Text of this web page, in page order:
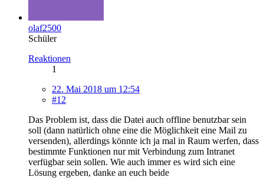
olaf2500
Schüler
Reaktionen
1
22. Mai 2018 um 12:54
#12
Das Problem ist, dass die Datei auch offline benutzbar sein
soll (dann natürlich ohne eine die Möglichkeit eine Mail zu
versenden), allerdings könnte ich ja mal in Raum werfen, dass
bestimmte Funktionen nur mit Verbindung zum Intranet
verfügbar sein sollen. Wie auch immer es wird sich eine
Lösung ergeben, danke an euch beide